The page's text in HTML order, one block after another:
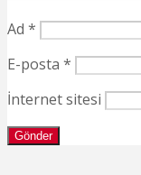
Ad *
E-posta *
İnternet sitesi